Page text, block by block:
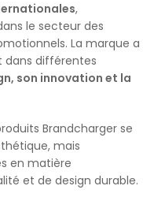
,
le secteur des
La marque a
dans différentes
son innovation et la
Brandcharger se
mais
en matière
et de design durable.